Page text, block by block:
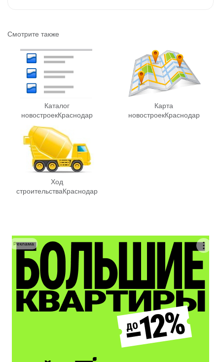
Смотрите также
Каталог
новостроекКраснодар
Карта
новостроекКраснодар
Ход
строительстваКраснодар
Реклама